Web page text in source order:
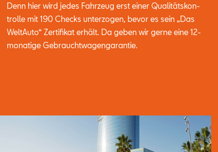
Denn hier wird je­des Fahr­zeug erst ei­ner Qua­li­täts­kon­
trol­le mit 190 Checks un­ter­zo­gen, be­vor es sein „Das
Welt­Au­to“ Zer­ti­fi­kat er­hält. Da ge­ben wir ger­ne eine 12-
mo­na­ti­ge Ge­braucht­wa­gen­ga­ran­tie.